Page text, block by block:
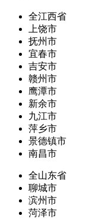
全江西省
上饶市
抚州市
宜春市
吉安市
赣州市
鹰潭市
新余市
九江市
萍乡市
景德镇市
南昌市
全山东省
聊城市
滨州市
菏泽市